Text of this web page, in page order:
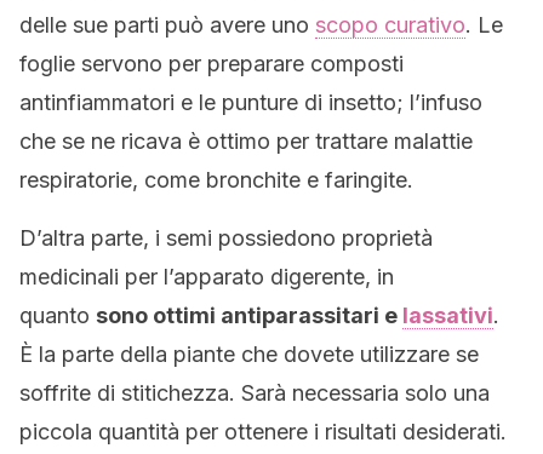
delle sue parti può avere uno scopo curativo. Le
foglie servono per preparare composti
antinfiammatori e le punture di insetto; l’infuso
che se ne ricava è ottimo per trattare malattie
respiratorie, come bronchite e faringite.
D’altra parte, i semi possiedono proprietà
medicinali per l’apparato digerente, in
quanto sono ottimi antiparassitari e lassativi.
È la parte della piante che dovete utilizzare se
soffrite di stitichezza. Sarà necessaria solo una
piccola quantità per ottenere i risultati desiderati.